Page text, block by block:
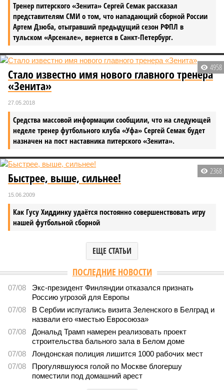
Тренер питерского «Зенита» Сергей Семак рассказал
представителям СМИ о том, что нападающий сборной России
Артем Дзюба, отыгравший предыдущий сезон РФПЛ в
тульском «Арсенале», вернется в Санкт-Петербург.
4958
Стало известно имя нового главного тренера
«Зенита»
27.05.2018
Средства массовой информации сообщили, что на следующей
неделе тренер футбольного клуба «Уфа» Сергей Семак будет
назначен на пост наставника питерского «Зенита».
2368
Быстрее, выше, сильнее!
15.06.2009
Как Гусу Хиддинку удаётся постоянно совершенствовать игру
нашей футбольной сборной
ЕЩЕ СТАТЬИ
ПОСЛЕДНИЕ НОВОСТИ
07/08
Экс-президент Финляндии отказался признать
Россию угрозой для Европы
07/08
В Сербии испугались визита Зеленского в Белград и
назвали его «местью Евросоюза»
07/08
Дональд Трамп намерен реализовать проект
строительства бального зала в Белом доме
07/08
Лондонская полиция лишится 1000 рабочих мест
07/08
Прогулявшуюся голой по Москве блогершу
поместили под домашний арест